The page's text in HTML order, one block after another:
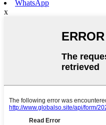
WhatsApp
x